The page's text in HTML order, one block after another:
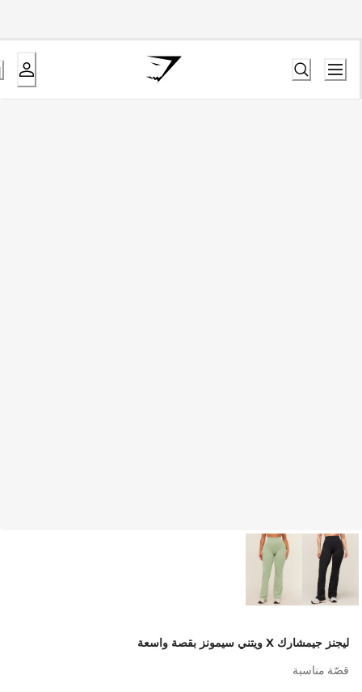
ليجنز جيمشارك X ويتني سيمونز بقصة واسعة
قصّة مناسبة